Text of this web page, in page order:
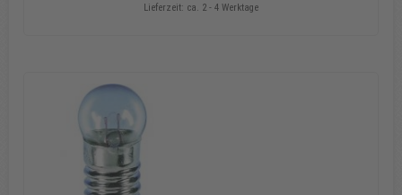
Lieferzeit: ca. 2 - 4 Werktage